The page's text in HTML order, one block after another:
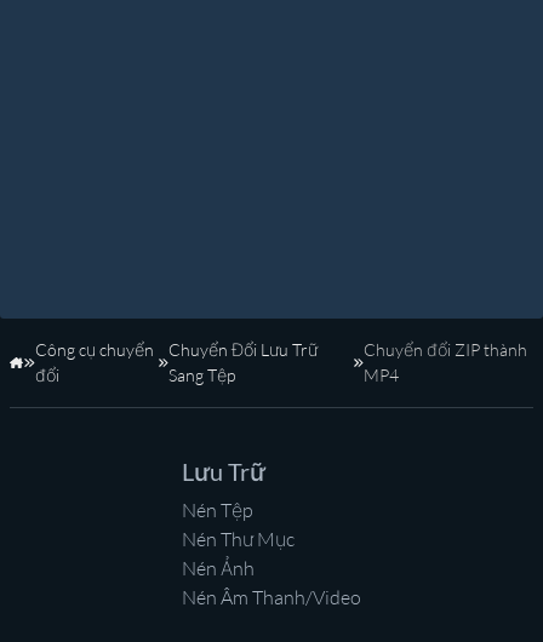
Trang Chủ
Công cụ chuyển
đổi
Chuyển Đổi Lưu Trữ
Sang Tệp
Chuyển đổi ZIP thành
MP4
Lưu Trữ
Nén Tệp
Nén Thư Mục
Nén Ảnh
Nén Âm Thanh/Video